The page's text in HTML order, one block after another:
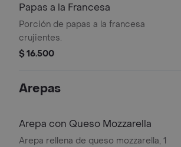
Papas a la Francesa
Porción de papas a la francesa
crujientes.
$ 16.500
Arepas
Arepa con Queso Mozzarella
Arepa rellena de queso mozzarella, 1